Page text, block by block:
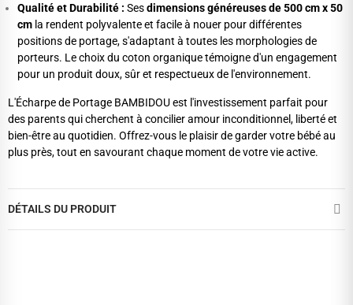
Qualité et Durabilité : Sesdimensions généreuses de 500 cm x 50
cm la rendent polyvalente et facile à nouer pour différentes
positions de portage, s'adaptant à toutes les morphologies de
porteurs. Le choix du coton organique témoigne d'un engagement
pour un produit doux, sûr et respectueux de l'environnement.
L'Écharpe de Portage BAMBIDOU est l'investissement parfait pour
des parents qui cherchent à concilier amour inconditionnel, liberté et
bien-être au quotidien. Offrez-vous le plaisir de garder votre bébé au
plus près, tout en savourant chaque moment de votre vie active.
DÉTAILS DU PRODUIT